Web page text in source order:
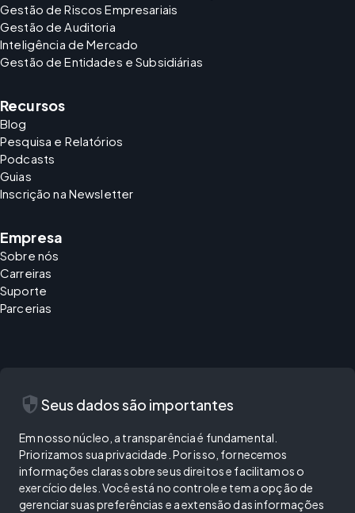
Gestão de Riscos Empresariais
Gestão de Auditoria
Inteligência de Mercado
Gestão de Entidades e Subsidiárias
Recursos
Blog
Pesquisa e Relatórios
Podcasts
Guias
Inscrição na Newsletter
Empresa
Sobre nós
Carreiras
Suporte
Parcerias
security Seus dados são importantes
Em nosso núcleo, a transparência é fundamental.
Priorizamos sua privacidade. Por isso, fornecemos
informações claras sobre seus direitos e facilitamos o
exercício deles. Você está no controle e tem a opção de
gerenciar suas preferências e a extensão das informações